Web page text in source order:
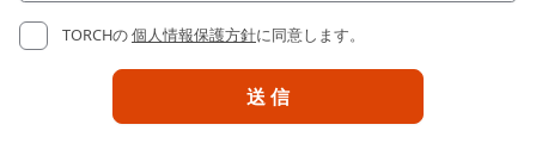
TORCHの個人情報保護方針に同意します。